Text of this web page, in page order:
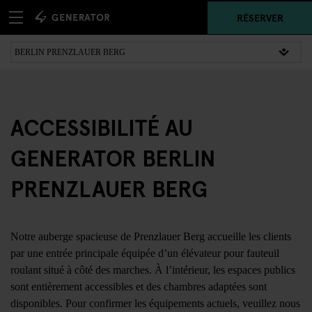
RÉSERVER
ACCESSIBILITÉ AU
GENERATOR BERLIN
PRENZLAUER BERG
Notre auberge spacieuse de Prenzlauer Berg accueille les clients
par une entrée principale équipée d’un élévateur pour fauteuil
roulant situé à côté des marches. À l’intérieur, les espaces publics
sont entièrement accessibles et des chambres adaptées sont
disponibles. Pour confirmer les équipements actuels, veuillez nous